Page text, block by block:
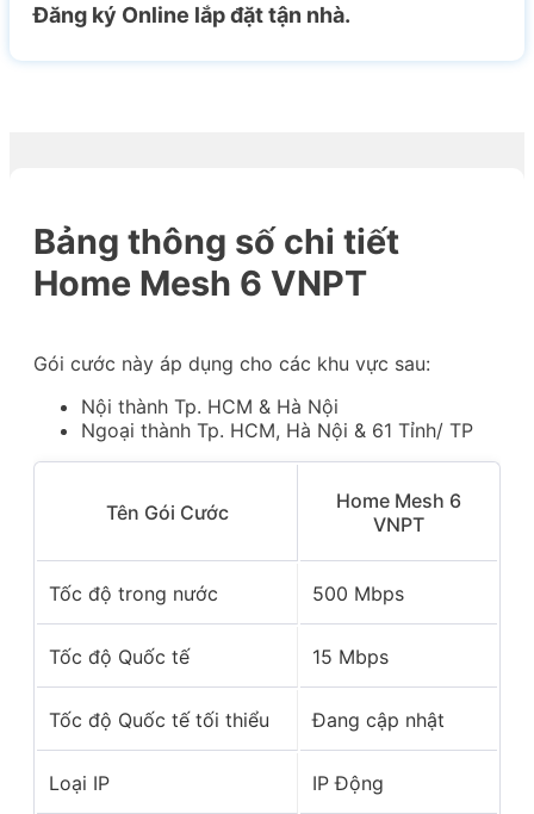
Đăng ký Online lắp đặt tận nhà.
Bảng thông số chi tiết
Home Mesh 6 VNPT
Gói cước này áp dụng cho các khu vực sau:
Nội thành Tp. HCM & Hà Nội
Ngoại thành Tp. HCM, Hà Nội & 61 Tỉnh/ TP
Tên Gói Cước
Home Mesh 6
VNPT
Tốc độ trong nước 500 Mbps
Tốc độ Quốc tế 15 Mbps
Tốc độ Quốc tế tối thiểu Đang cập nhật
Loại IP IP Động